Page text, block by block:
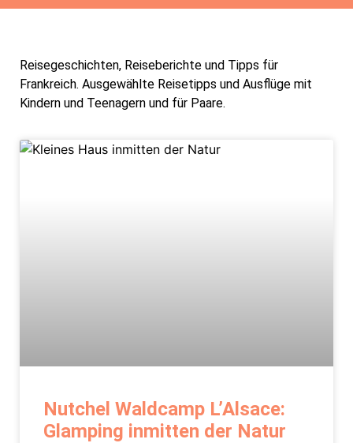
Reisegeschichten, Reiseberichte und Tipps für
Frankreich. Ausgewählte Reisetipps und Ausflüge mit
Kindern und Teenagern und für Paare.
Nutchel Waldcamp L’Alsace:
Glamping inmitten der Natur